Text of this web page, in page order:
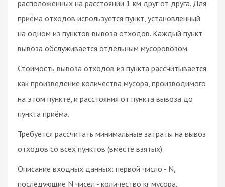
расположенных на расстоянии 1 км друг от друга. Для
приёма отходов используется пункт, установленный
на одном из пунктов вывоза отходов. Каждый пункт
вывоза обслуживается отдельным мусоровозом.
Стоимость вывоза отходов из пункта рассчитывается
как произведение количества мусора, производимого
на этом пункте, и расстояния от пункта вывоза до
пункта приёма.
Требуется рассчитать минимальные затраты на вывоз
отходов со всех пунктов (вместе взятых).
Описание входных данных: первой число - N,
последующие N чисел - количество кг мусора,